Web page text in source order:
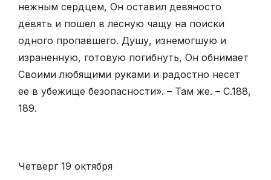
нежным сердцем, Он оставил девяносто
девять и пошел в лесную чащу на поиски
одного пропавшего. Душу, изнемогшую и
израненную, готовую погибнуть, Он обнимает
Своими любящими руками и радостно несет
ее в убежище безопасности». – Там же. – С.188,
189.
Четверг 19 октября